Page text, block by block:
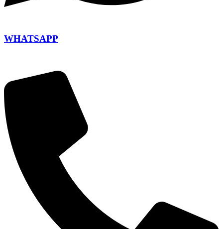
WHATSAPP